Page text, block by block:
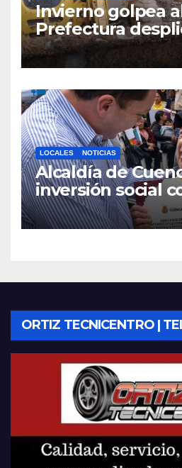
Invierno golpea
Prefectura
maquinaria en
provincia para
LOCALES NOTICIAS
Alcaldía de
inversión social
fundaciones e
locales
ORTIZ TECNICENTRO |